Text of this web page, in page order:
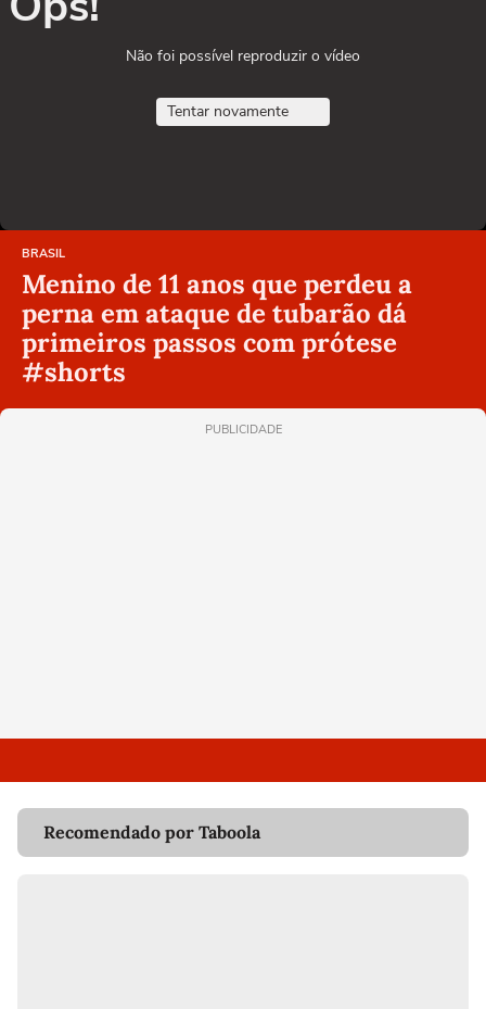
Não foi possível reproduzir o vídeo
Tentar novamente
BRASIL
Menino de 11 anos que perdeu a
perna em ataque de tubarão dá
primeiros passos com prótese
#shorts
PUBLICIDADE
Recomendado por Taboola